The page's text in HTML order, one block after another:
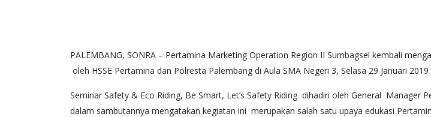
PALEMBANG, SONRA – Pertamina Marketing Operation Region II Sumbagsel kembali
oleh HSSE Pertamina dan Polresta Palembang di Aula SMA Negeri 3, Selasa 29 Januari
Seminar Safety & Eco Riding, Be Smart, Let’s Safety Riding dihadiri oleh General
dalam sambutannya mengatakan kegiatan ini merupakan salah satu upaya edukasi